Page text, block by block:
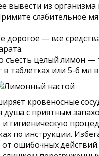
из
слабительное
дорогое — все
целый лимон —
таблетках или 5-6 мл
кровеносные
с приятным
по инструкции.
от ошибочных